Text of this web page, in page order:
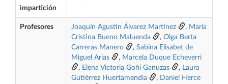
impartición
Profesores Joaquín Agustín Álvarez Martínez , María
Cristina Bueno Maluenda
, Olga Berta
Carreras Manero
, Sabina Elisabet de
Miguel Arias
, Marcela Duque Echeverri
, Elena Victoria Goñi Ganuzas , Laura
Gutiérrez Huertamendia
, Daniel Herce